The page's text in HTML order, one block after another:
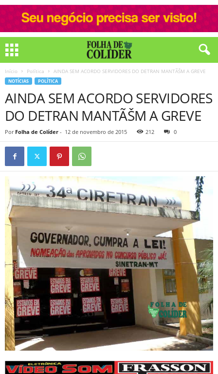
Início Política AINDA SEM ACORDO SERVIDORES DO DETRAN MANTÃŠM A GREVE
NOTÍCIAS POLÍTICA
AINDA SEM ACORDO SERVIDORES
DO DETRAN MANTÃŠM A GREVE
Por Folha de Colíder - 12 de novembro de 2015 212 0